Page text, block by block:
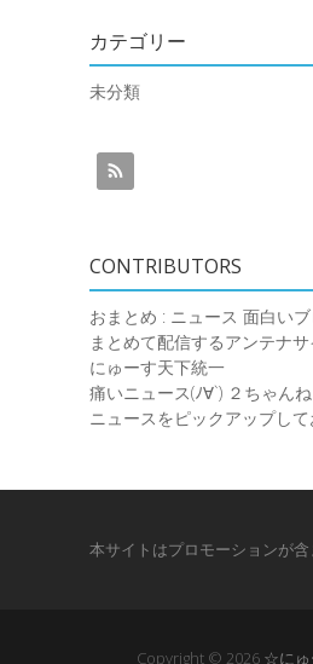
カテゴリー
未分類
CONTRIBUTORS
おまとめ : ニュース 面白い
まとめて配信するアンテナサ
にゅーす天下統一
痛いニュース(ﾉ∀`) ２ちゃん
ニュースをピックアップして
本サイトはプロモーションが
Copyright © 2026 ☆にゅ